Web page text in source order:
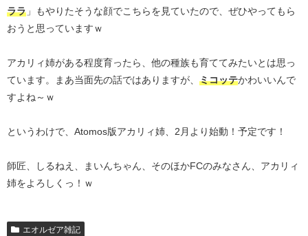
ララ 」もやりたそうな顔でこちらを見ていたので、ぜひやってもら
おうと思っていますｗ
アカリィ姉がある程度育ったら、他の種族も育ててみたいとは思っ
ています。まあ当面先の話ではありますが、 ミコッテかわいいんで
すよね～ｗ
というわけで、Atomos版アカリィ姉、2月より始動！予定です！
師匠、しるねえ、まいんちゃん、そのほかFCのみなさん、アカリィ
姉をよろしくっ！ｗ
エオルゼア雑記